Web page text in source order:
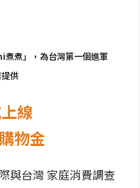
煮煮」，為台灣第一個進軍
供
線
物金
與台灣 家庭消費調查